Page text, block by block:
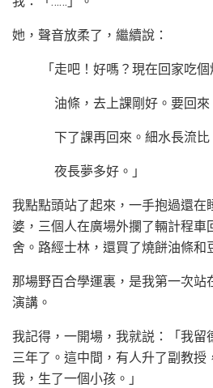
她，聲音放柔了，繼續說：
「走吧！好嗎？現在回家吃個
油條，去上課剛好。要回來
下了課再回來。細水長流比
夜長夢多好。」
我點點頭站了起來，一手抱過還在
婆，三個人在廣場外攔了輛計程車
舍。路經士林，還買了燒餅油條和
那場野百合學運裏，是我第一次站
演講。
我記得，一開場，我就説：「我留
三年了。這中間，有人升了副教授
我，生了一個小孩。」